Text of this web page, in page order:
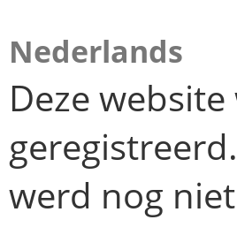
Nederlands
Deze
werd nog